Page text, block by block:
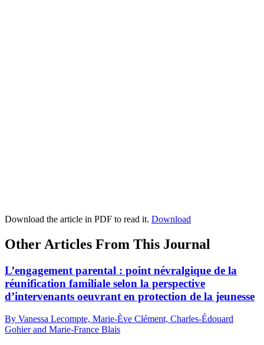
Download the article in PDF to read it. Download
Other Articles From This Journal
L’engagement parental : point névralgique de la
réunification familiale selon la perspective
d’intervenants oeuvrant en protection de la jeunesse
By Vanessa Lecompte, Marie-Ève Clément, Charles-Édouard
Gohier and Marie-France Blais